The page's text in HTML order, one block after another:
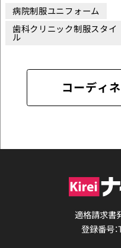
病院制服ユニフォーム
歯科クリニック制服スタイ
ル
コーディ
適格請求書
登録番号